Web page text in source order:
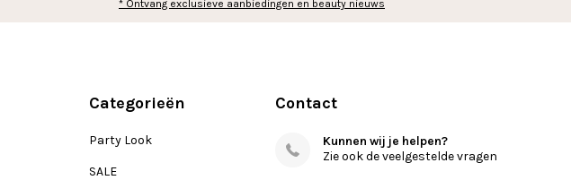
* Ontvang exclusieve aanbiedingen en beauty nieuws
Categorieën
Party Look
SALE
Contact
Kunnen wij je helpen?
Zie ook de veelgestelde vragen